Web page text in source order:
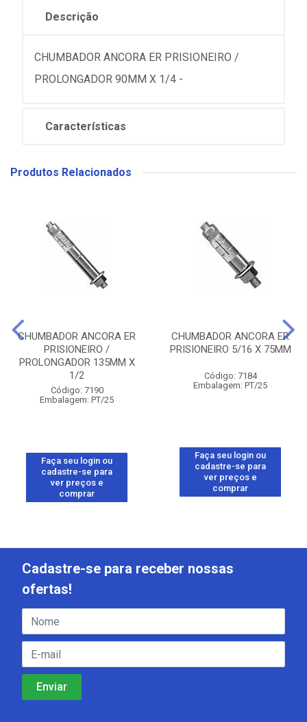
Descrição
CHUMBADOR ANCORA ER PRISIONEIRO /
PROLONGADOR 90MM X 1/4 -
Características
Produtos Relacionados
CHUMBADOR ANCORA ER
PRISIONEIRO /
PROLONGADOR 135MM X
1/2
Código: 7190
Embalagem: PT/25
Faça seu login ou
cadastre-se para
ver preços e
comprar
CHUMBADOR ANCORA ER
PRISIONEIRO 5/16 X 75MM
Código: 7184
Embalagem: PT/25
Faça seu login ou
cadastre-se para
ver preços e
comprar
Cadastre-se para receber nossas
ofertas!